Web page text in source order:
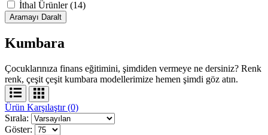
İthal Ürünler (14)
Aramayı Daralt
Kumbara
Çocuklarınıza finans eğitimini, şimdiden vermeye ne dersiniz? Renk
renk, çeşit çeşit kumbara modellerimize hemen şimdi göz atın.
Ürün Karşılaştır (0)
Sırala:
Göster: